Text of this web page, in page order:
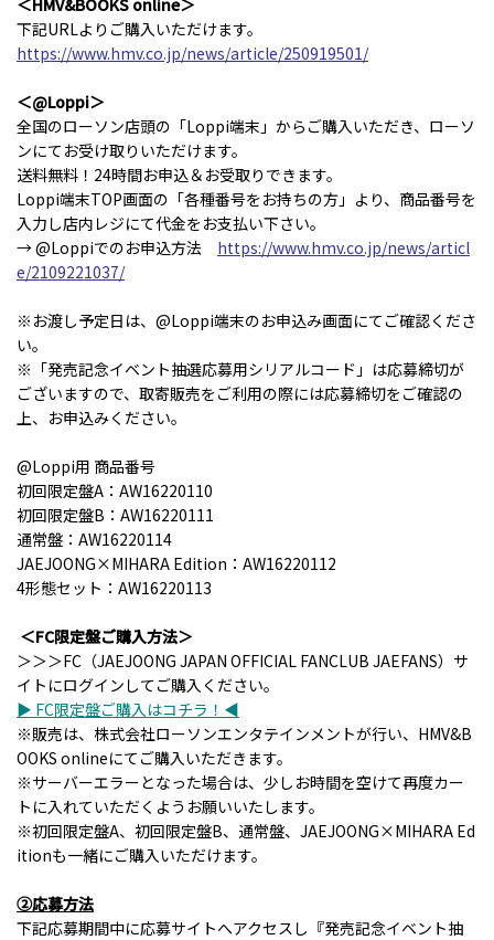
＜HMV&BOOKS online＞
下記URLよりご購入いただけます。
https://www.hmv.co.jp/news/article/250919501/
＜@Loppi＞
全国のローソン店頭の「Loppi端末」からご購入いただき、ローソ
ンにてお受け取りいただけます。
送料無料！24時間お申込＆お受取りできます。
Loppi端末TOP画面の「各種番号をお持ちの方」より、商品番号を
入力し店内レジにて代金をお支払い下さい。
→ @Loppiでのお申込方法 https://www.hmv.co.jp/news/articl
e/2109221037/
※お渡し予定日は、@Loppi端末のお申込み画面にてご確認くださ
い。
※「発売記念イベント抽選応募用シリアルコード」は応募締切が
ございますので、取寄販売をご利用の際には応募締切をご確認の
上、お申込みください。
@Loppi用 商品番号
初回限定盤A：AW16220110
初回限定盤B：AW16220111
通常盤：AW16220114
JAEJOONG×MIHARA Edition：AW16220112
4形態セット：AW16220113
＜FC限定盤ご購入方法＞
＞＞＞FC（JAEJOONG JAPAN OFFICIAL FANCLUB JAEFANS）サ
イトにログインしてご購入ください。
▶ FC限定盤ご購入はコチラ！◀
※販売は、株式会社ローソンエンタテインメントが行い、HMV&B
OOKS onlineにてご購入いただきます。
※サーバーエラーとなった場合は、少しお時間を空けて再度カー
トに入れていただくようお願いいたします。
※初回限定盤A、初回限定盤B、通常盤、JAEJOONG×MIHARA Ed
itionも一緒にご購入いただけます。
②応募方法
下記応募期間中に応募サイトへアクセスし『発売記念イベント抽